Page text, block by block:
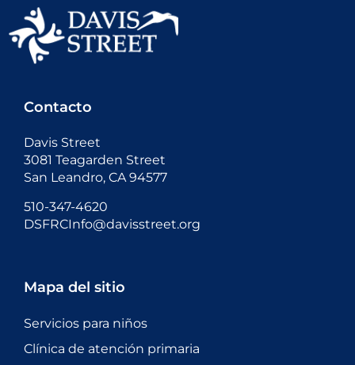
Contacto
Davis Street
3081 Teagarden Street
San Leandro, CA 94577
510-347-4620
DSFRCInfo@davisstreet.org
Mapa del sitio
Servicios para niños
Clínica de atención primaria